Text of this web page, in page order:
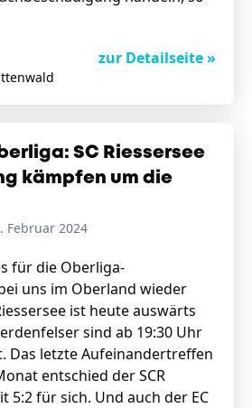
zur Detailseite »
SC Riessersee
kämpfen um die
Februar 2024
für die Oberliga-
uns im Oberland wieder
ist heute auswärts
sind ab 19:30 Uhr
Das letzte Aufeinandertreffen
entschied der SCR
5:2 für sich. Und auch der EC